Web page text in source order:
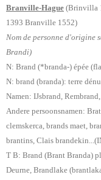
Branville-Hague (Brinvilla
1393 Branville 1552)
Nom de personne d'origine
Brandi)
N: Brand (*branda-) épée
N: brand (branda): terre
Namen: IJsbrand,
Andere persoonsnamen:
clemskerca, brands maet,
brantins, Clais
T B: Brand (Brant Branda)
Deurne, Brandlake